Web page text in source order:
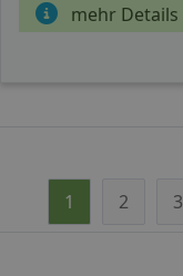
mehr Details
1 2 3